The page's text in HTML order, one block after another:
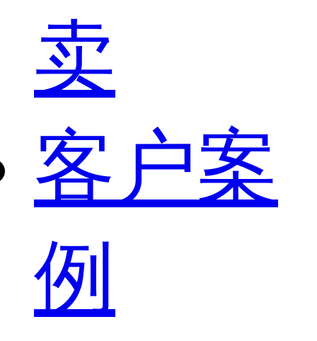
卖
客户案
例